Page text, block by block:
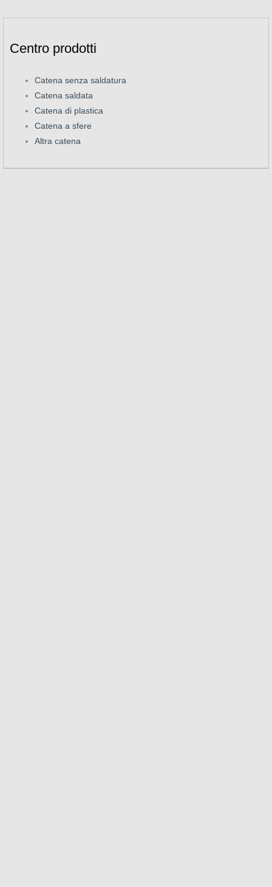
Centro prodotti
Catena senza saldatura
Catena saldata
Catena di plastica
Catena a sfere
Altra catena